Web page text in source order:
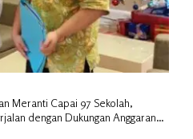
Meranti Capai 97 Sekolah,
dengan Dukungan Anggaran